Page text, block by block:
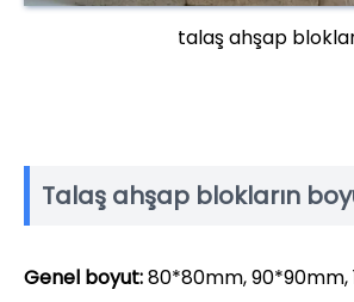
talaş ahşap
Talaş ahşap blokların
Genel boyut:80*80mm, 90*90mm,